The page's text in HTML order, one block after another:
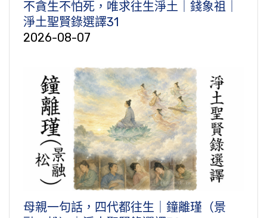
不貪生不怕死，唯求往生淨土｜錢象祖｜
淨土聖賢錄選譯31
2026-08-07
母親一句話，四代都往生｜鐘離瑾（景